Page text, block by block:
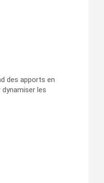
des apports en
les